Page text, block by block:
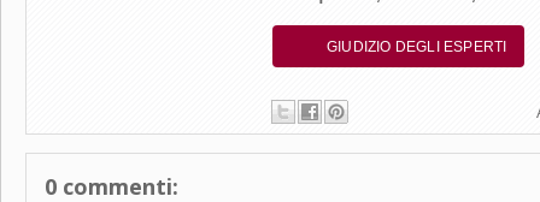
GIUDIZIO DEGLI ESPERTI
0 commenti: